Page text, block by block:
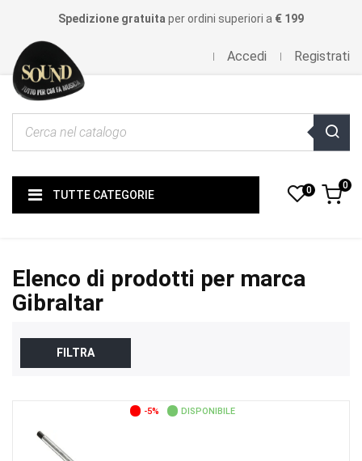
Spedizione gratuita per ordini superiori a € 199
Accedi Registrati
TUTTE CATEGORIE 0 0
Elenco di prodotti per marca
Gibraltar
FILTRA
-5% DISPONIBILE